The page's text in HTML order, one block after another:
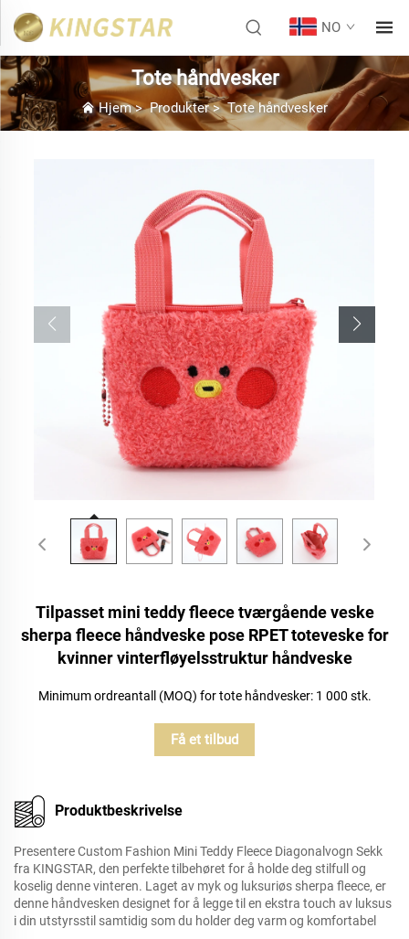
NO
Tote håndvesker
Hjem>Produkter>Tote håndvesker
Tilpasset mini teddy fleece tværgående veske
sherpa fleece håndveske pose RPET toteveske for
kvinner vinterfløyelsstruktur håndveske
Minimum ordreantall (MOQ) for tote håndvesker: 1 000 stk.
Få et tilbud
Produktbeskrivelse
Presentere Custom Fashion Mini Teddy Fleece Diagonalvogn Sekk
fra KINGSTAR, den perfekte tilbehøret for å holde deg stilfull og
koselig denne vinteren. Laget av myk og luksuriøs sherpa fleece, er
denne håndvesken designet for å legge til en ekstra touch av luksus
i din utstyrsstil samtidig som du holder deg varm og komfortabel